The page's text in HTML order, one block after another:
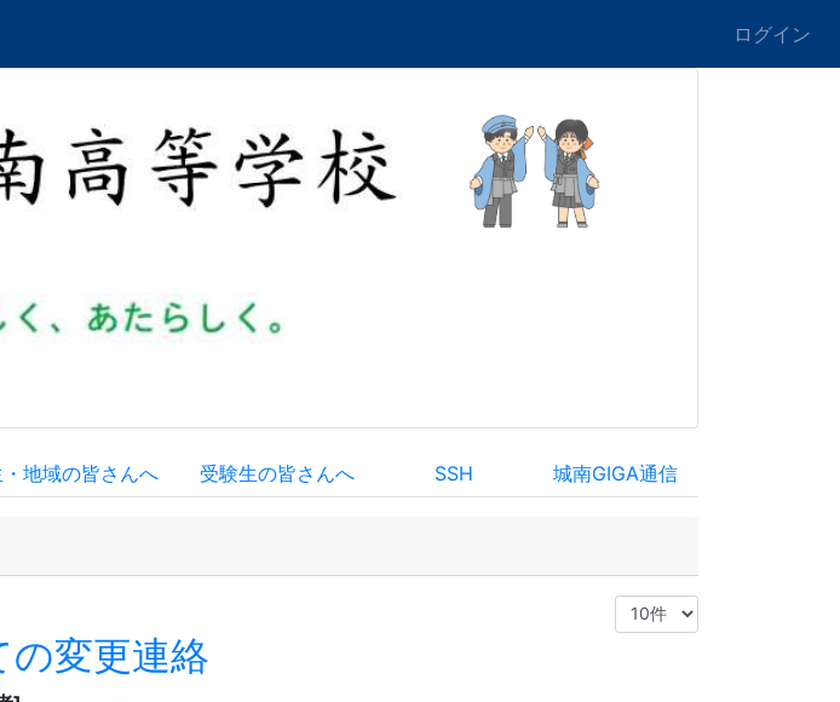
ログイン
地域の皆さんへ 受験生の皆さんへ SSH 城南GIGA通信
変更連絡